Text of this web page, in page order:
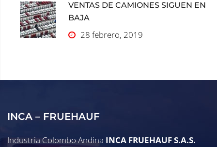
VENTAS DE CAMIONES SIGUEN EN
BAJA
28 febrero, 2019
INCA – FRUEHAUF
Industria Colombo Andina INCA FRUEHAUF S.A.S.